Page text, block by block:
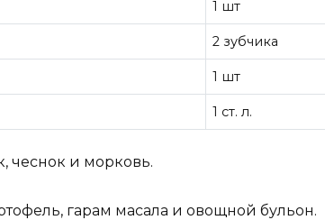
1 шт
2 зубчика
1 шт
1 ст. л.
чеснок и морковь.
гарам масала и овощной бульон.